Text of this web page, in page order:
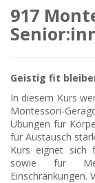
917
Geistig fit
In diesem Kurs
Montessori-
Übungen für
für Austausch
Kurs eignet sich
sowie für
Einschränkungen.